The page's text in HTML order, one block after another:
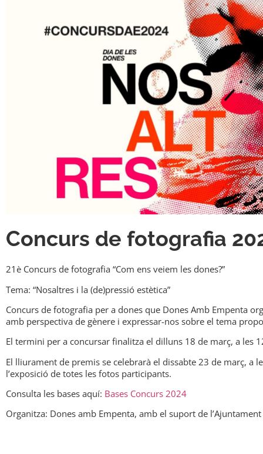
Concurs de fotografia
21è Concurs de fotografia “Com ens veiem les dones?”
Tema: “Nosaltres i la (de)pressió estètica”
Concurs de fotografia per a dones que Dones Amb Empenta
amb perspectiva de gènere i expressar-nos sobre el tema
El termini per a concursar finalitza el dilluns 18 de març, a les
El lliurament de premis se celebrarà el dissabte 23 de març, a
l’exposició de totes les fotos participants.
Consulta les bases aquí: Bases Concurs 2024
Organitza: Dones amb Empenta, amb el suport de